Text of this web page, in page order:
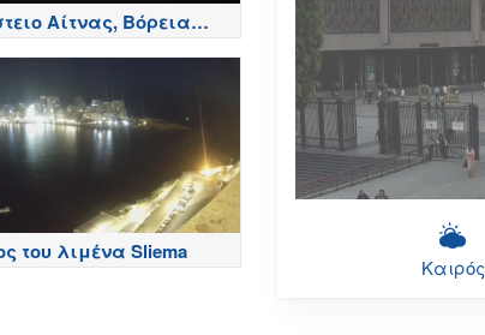
Αίτνας, Βόρεια
- Etna
του λιμένα Sliema
Καιρός